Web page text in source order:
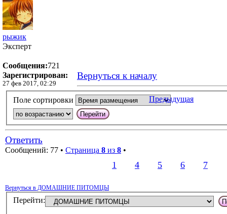
рыжик
Эксперт
Сообщения:721
Зарегистрирован:
27 фев 2017, 02:29
Вернуться к началу
Предыдущая
Поле сортировки
Ответить
Сообщений: 77 • Страница 8 из 8 •
1 4 5 6 7
Вернуться в ДОМАШНИЕ ПИТОМЦЫ
Перейти: